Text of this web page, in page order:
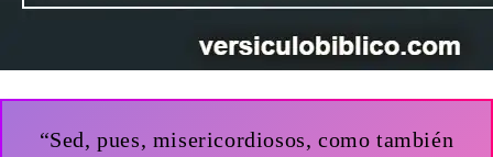
“Sed, pues, misericordiosos, como también